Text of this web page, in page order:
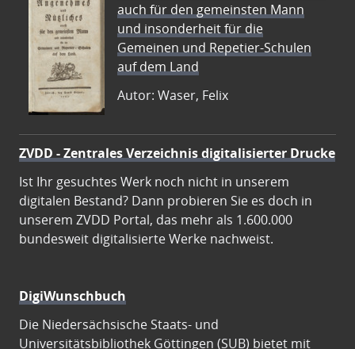
auch für den gemeinsten Mann
und insonderheit für die
Gemeinen und Repetier-Schulen
auf dem Land
Autor: Waser, Felix
ZVDD - Zentrales Verzeichnis digitalisierter Drucke
Ist Ihr gesuchtes Werk noch nicht in unserem
digitalen Bestand? Dann probieren Sie es doch in
unserem ZVDD Portal, das mehr als 1.600.000
bundesweit digitalisierte Werke nachweist.
DigiWunschbuch
Die Niedersächsische Staats- und
Universitätsbibliothek Göttingen (SUB) bietet mit